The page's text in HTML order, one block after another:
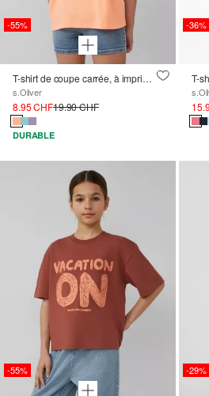
-55%
T-shirt de coupe carrée, à imprimé sur le devant et dans le dos
s.Oliver
8.95 CHF19.90 CHF
DURABLE
-36%
T-
-55% -29%